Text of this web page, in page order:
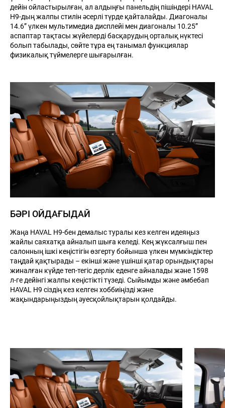
дейін ойластырылған, ал алдыңғы панельдің пішіндері HAVAL
H9-дың жалпы стилін әсерлі түрде қайталайды. Диагоналы
14.6” үлкен мультимедиа дисплейі мен диагоналы 10.25”
аспаптар тақтасы жүйелерді басқарудың орталық нүктесі
болып табылады, сөйте тұра ең танымал функциялар
физикалық түймелерге шығарылған.
БӘРІ ОЙДАҒЫДАЙ
Жаңа HAVAL H9-бен демалыс туралы кез келген идеяңыз
жайлы саяхатқа айналып шыға келеді. Кең жүксалғыш пен
салонның ішкі кеңістігін өзгерту бойынша үлкен мүмкіндіктер
таңдай қақтырады – екінші және үшінші қатар орындықтары
жиналған күйде теп-тегіс дерлік еденге айналады және 1598
л-ге дейінгі жалпы кеңістікті түзеді. Сыйымды және әмбебап
HAVAL H9 сіздің кез келген хоббиіңізді және
жақындарыңыздың әуесқойлықтарын қолдайды.